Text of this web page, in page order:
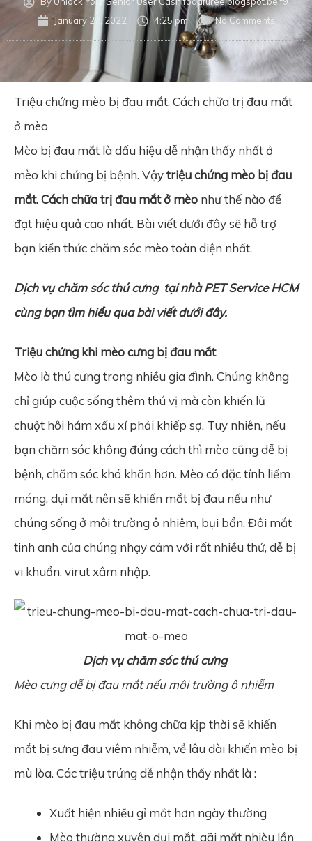
January 27, 2022
4:25 pm No Comments
Triệu chứng mèo bị đau mắt. Cách chữa trị đau mắt
ở mèo
Mèo bị đau mắt là dấu hiệu dễ nhận thấy nhất ở
mèo khi chứng bị bệnh. Vậytriệu chứng mèo bị đau
mắt. Cách chữa trị đau mắt ở mèo như thế nào để
đạt hiệu quả cao nhất. Bài viết dưới đây sẽ hỗ trợ
bạn kiến thức chăm sóc mèo toàn diện nhất.
Dịch vụ chăm sóc thú cưng tại nhà PET Service HCM
cùng bạn tìm hiểu qua bài viết dưới đây.
Triệu chứng khi mèo cưng bị đau mắt
Mèo là thú cưng trong nhiều gia đình. Chúng không
chỉ giúp cuộc sống thêm thú vị mà còn khiến lũ
chuột hôi hám xấu xí phải khiếp sợ. Tuy nhiên, nếu
bạn chăm sóc không đúng cách thì mèo cũng dễ bị
bệnh, chăm sóc khó khăn hơn. Mèo có đặc tính liếm
móng, dụi mắt nên sẽ khiến mắt bị đau nếu như
chúng sống ở môi trường ô nhiêm, bụi bẩn. Đôi mắt
tinh anh của chúng nhạy cảm với rất nhiều thứ, dễ bị
vi khuẩn, virut xâm nhập.
Dịch vụ chăm sóc thú cưng
Mèo cưng dễ bị đau mắt nếu môi trường ô nhiễm
Khi mèo bị đau mắt không chữa kịp thời sẽ khiến
mắt bị sưng đau viêm nhiễm, về lâu dài khiến mèo bị
mù lòa. Các triệu trứng dễ nhận thấy nhất là :
Xuất hiện nhiều gỉ mắt hơn ngày thường
Mèo thường xuyên dụi mắt, gãi mắt nhièu lần